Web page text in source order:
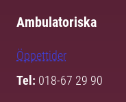
Ambulatoriska
Öppettider
Tel: 018-67 29 90